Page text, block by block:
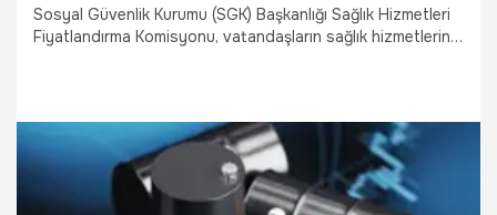
Sosyal Güvenlik Kurumu (SGK) Başkanlığı Sağlık Hizmetleri
Fiyatlandırma Komisyonu, vatandaşların sağlık hizmetlerine
dev kararla; yenilikçi kanser tedavilerinden yurt dışı ilaç
fiyatlarına, evde bakım lojistiğinden normal doğum
teşviklerine kadar tüm sistem saniyeler içinde yeniden
30.06.2026